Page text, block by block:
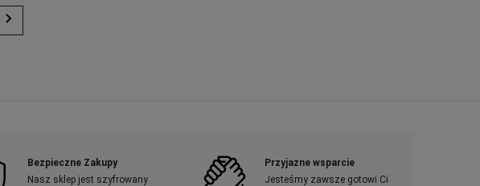
Bezpieczne Zakupy
Nasz sklep jest szyfrowany
Przyjazne wsparcie
Jesteśmy zawsze gotowi Ci